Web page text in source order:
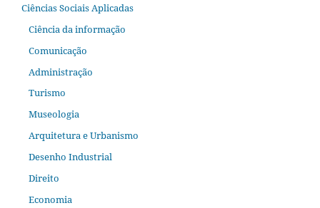
Ciências Sociais Aplicadas
Ciência da informação
Comunicação
Administração
Turismo
Museologia
Arquitetura e Urbanismo
Desenho Industrial
Direito
Economia